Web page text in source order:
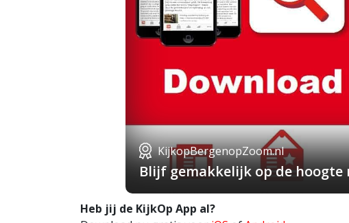
KijkopBergenopZoom.nl
Blijf gemakkelijk op de
Heb jij de KijkOp App al?